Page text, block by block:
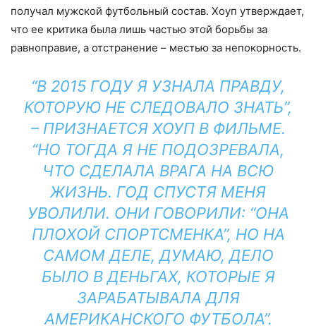
получал мужской футбольный состав. Хоуп утверждает,
что ее критика была лишь частью этой борьбы за
равноправие, а отстранение – местью за непокорность.
“В 2015 ГОДУ Я УЗНАЛА ПРАВДУ,
КОТОРУЮ НЕ СЛЕДОВАЛО ЗНАТЬ”,
– ПРИЗНАЕТСЯ ХОУП В ФИЛЬМЕ.
“НО ТОГДА Я НЕ ПОДОЗРЕВАЛА,
ЧТО СДЕЛАЛА ВРАГА НА ВСЮ
ЖИЗНЬ. ГОД СПУСТЯ МЕНЯ
УВОЛИЛИ. ОНИ ГОВОРИЛИ: “ОНА
ПЛОХОЙ СПОРТСМЕНКА”, НО НА
САМОМ ДЕЛЕ, ДУМАЮ, ДЕЛО
БЫЛО В ДЕНЬГАХ, КОТОРЫЕ Я
ЗАРАБАТЫВАЛА ДЛЯ
АМЕРИКАНСКОГО ФУТБОЛА”.